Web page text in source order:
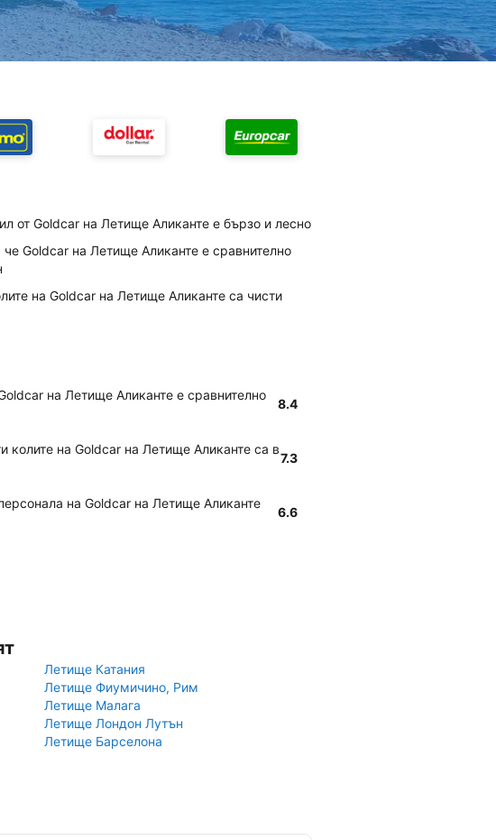
от Goldcar на Летище Аликанте е бързо и лесно
че Goldcar на Летище Аликанте е сравнително
на Goldcar на Летище Аликанте са чисти
на Летище Аликанте е сравнително
8.4
колите на Goldcar на Летище Аликанте са в
7.3
на Goldcar на Летище Аликанте
6.6
Летище Катания
Летище Фиумичино, Рим
Летище Малага
Летище Лондон Лутън
Летище Барселона